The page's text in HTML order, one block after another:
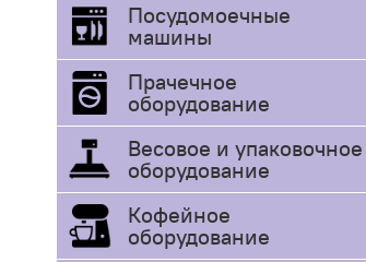
Посудомоечные
машины
Прачечное
оборудование
Весовое и упаковочное
оборудование
Кофейное
оборудование